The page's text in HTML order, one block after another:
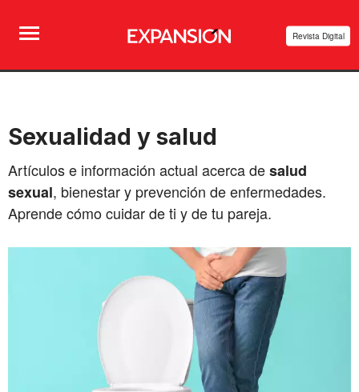
Revista Digital
Sexualidad y salud
Artículos e información actual acerca desalud
sexual, bienestar y prevención de enfermedades.
Aprende cómo cuidar de ti y de tu pareja.